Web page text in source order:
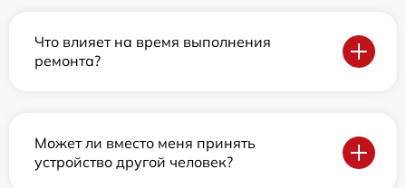
Что влияет на время выполнения
ремонта?
Может ли вместо меня принять
устройство другой человек?